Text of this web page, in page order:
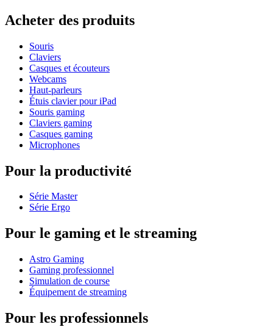
Acheter des produits
Souris
Claviers
Casques et écouteurs
Webcams
Haut-parleurs
Étuis clavier pour iPad
Souris gaming
Claviers gaming
Casques gaming
Microphones
Pour la productivité
Série Master
Série Ergo
Pour le gaming et le streaming
Astro Gaming
Gaming professionnel
Simulation de course
Équipement de streaming
Pour les professionnels